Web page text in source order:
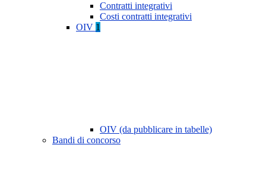
Contratti integrativi
Costi contratti integrativi
OIV 1
OIV (da pubblicare in tabelle)
Bandi di concorso